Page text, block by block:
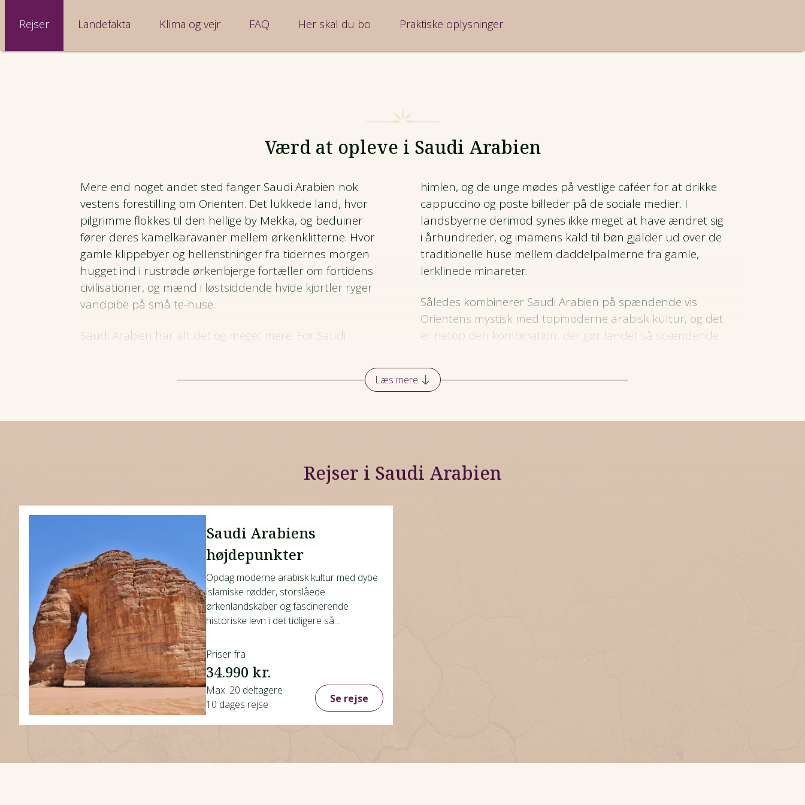
Rejser Landefakta Klima og vejr FAQ Her skal du bo Praktiske oplysninger
Værd at opleve i Saudi Arabien
Mere end noget andet sted fanger Saudi Arabien nok
vestens forestilling om Orienten. Det lukkede land, hvor
pilgrimme flokkes til den hellige by Mekka, og beduiner
fører deres kamelkaravaner mellem ørkenklitterne. Hvor
gamle klippebyer og helleristninger fra tidernes morgen
hugget ind i rustrøde ørkenbjerge fortæller om fortidens
civilisationer, og mænd i løstsiddende hvide kjortler ryger
vandpibe på små te-huse.
Saudi Arabien har alt det og meget mere. For Saudi
ørkenen sig mod horisonten, mens 3000 meter høje bjerge
himlen, og de unge mødes på vestlige caféer for at drikke
cappuccino og poste billeder på de sociale medier. I
landsbyerne derimod synes ikke meget at have ændret sig
i århundreder, og imamens kald til bøn gjalder ud over de
traditionelle huse mellem daddelpalmerne fra gamle,
lerklinede minareter.
Således kombinerer Saudi Arabien på spændende vis
Orientens mystisk med topmoderne arabisk kultur, og det
er netop den kombination, der gør landet så spændende
kun Saudi Arabien endnu mere dragene.
Læs mere
Rejser i Saudi Arabien
Saudi Arabiens
højdepunkter
Opdag moderne arabisk kultur med dybe
islamiske rødder, storslåede
ørkenlandskaber og fascinerende
historiske levn i det tidligere så...
Priser fra
34.990 kr.
Max. 20 deltagere
10 dages rejse
Se rejse